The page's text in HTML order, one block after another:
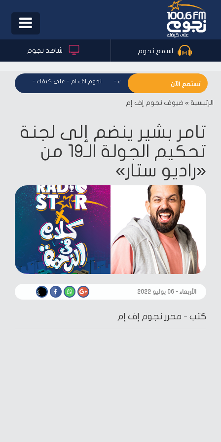
Toggle
اسمع نجوم شاهد نجوم
تستمع الآن - نجوم اف ام - على كيفك - نجوم اف ام - على كيفك نجوم
الرئيسية » ضيوف نجوم إف إم
تامر بشير ينضم إلى لجنة
تحكيم الجولة الـ19 من
«راديو ستار»
الأربعاء - ٠٦ يوليو ٢٠٢٢
كتب - محرر نجوم إف إم